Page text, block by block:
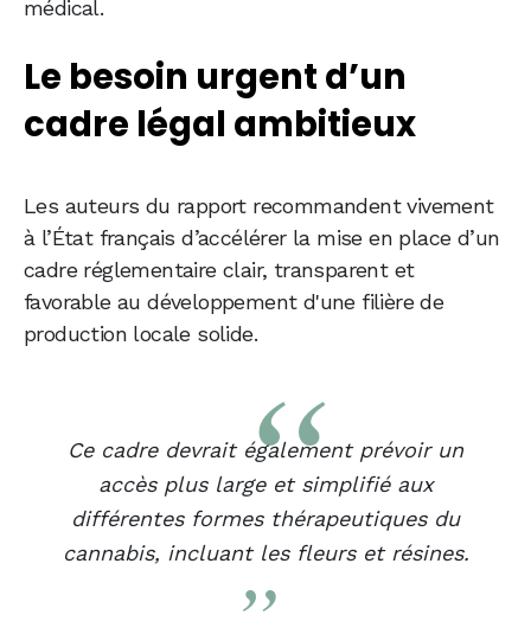
médical.
Le besoin urgent d’un
cadre légal ambitieux
Les auteurs du rapport recommandent vivement
à l’État français d’accélérer la mise en place d’un
cadre réglementaire clair, transparent et
favorable au développement d'une filière de
production locale solide.
Ce cadre devrait également prévoir un
accès plus large et simplifié aux
différentes formes thérapeutiques du
cannabis, incluant les fleurs et résines.